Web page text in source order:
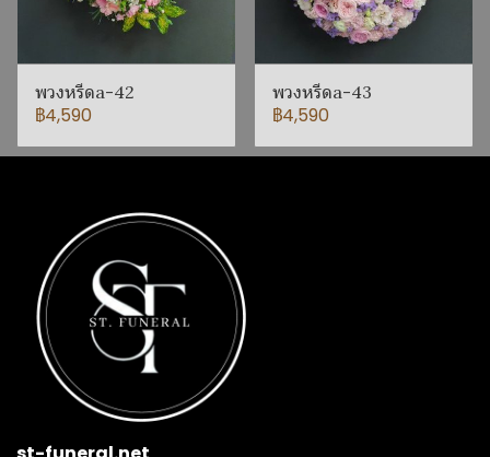
พวงหรีดa-42
฿4,590
พวงหรีดa-43
฿4,590